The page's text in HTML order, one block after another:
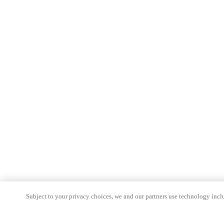
Subject to your privacy choices, we and our partners use technology